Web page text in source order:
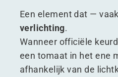
Een element dat —
verlichting.
Wanneer officiële
een tomaat in het ene
afhankelijk van de